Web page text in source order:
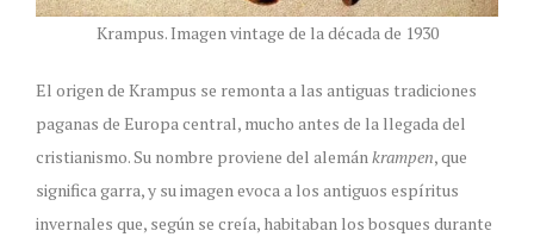
Krampus. Imagen vintage de la década de 1930
El origen de Krampus se remonta a las antiguas tradiciones
paganas de Europa central, mucho antes de la llegada del
cristianismo. Su nombre proviene del alemán krampen, que
significa garra, y su imagen evoca a los antiguos espíritus
invernales que, según se creía, habitaban los bosques durante